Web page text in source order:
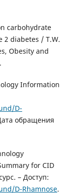
carbohydrate
diabetes / T.W.
Obesity and
Information
D-
обращения
for CID
– Доступ:
D-Rhamnose.